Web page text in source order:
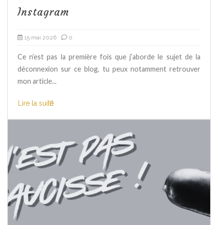
Instagram
15 mai 2026 0
Ce n’est pas la première fois que j’aborde le sujet de la
déconnexion sur ce blog, tu peux notamment retrouver
mon article...
Lire la suite